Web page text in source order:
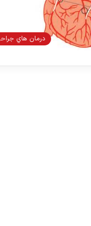
درمان هاي